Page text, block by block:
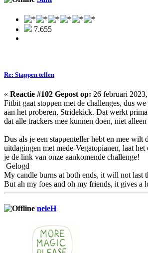
7.655
Re: Stappen tellen
« Reactie #102 Gepost op: 26 februari
Fitbit gaat stoppen met de challenges, dus
aan het proberen, Stridekick. Dat werkt
dat alle trackers mee kunnen doen, niet
Dus als je een stappenteller hebt en mee wilt
uitdagingen met mede-Vegatopianen, laat
je de link van onze aankomende challenge!
Gelogd
My candle burns at both ends, it will not last
But ah my foes and oh my friends, it gives a
neleH